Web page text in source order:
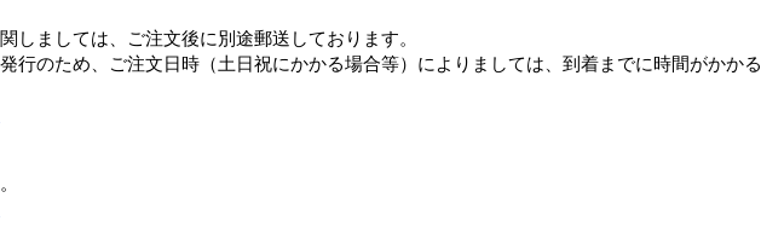
しましては、ご注文後に別途郵送しております。
行のため、ご注文日時（土日祝にかかる場合等）によりましては、到着までに時間がかかる